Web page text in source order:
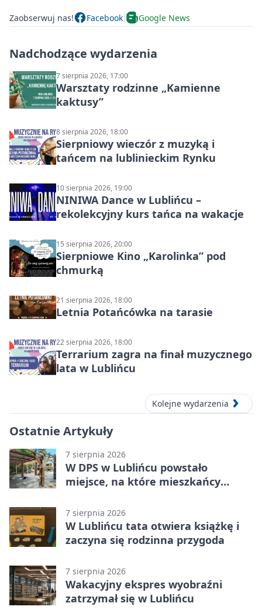
Zaobserwuj nas! Facebook Google News
Nadchodzące wydarzenia
7 sierpnia 2026, 17:00
Warsztaty rodzinne „Kamienne
kaktusy”
8 sierpnia 2026, 18:00
Sierpniowy wieczór z muzyką i
tańcem na lublinieckim Rynku
10 sierpnia 2026, 19:00
NINIWA Dance w Lublińcu –
rekolekcyjny kurs tańca na wakacje
15 sierpnia 2026, 20:00
Sierpniowe Kino „Karolinka” pod
chmurką
21 sierpnia 2026, 18:00
Letnia Potańcówka na tarasie
22 sierpnia 2026, 18:00
Terrarium zagra na finał muzycznego
lata w Lublińcu
Kolejne wydarzenia
Ostatnie Artykuły
7 sierpnia 2026
W DPS w Lublińcu powstało
miejsce, na które mieszkańcy
7 sierpnia 2026
W Lublińcu tata otwiera książkę i
zaczyna się rodzinna przygoda
7 sierpnia 2026
Wakacyjny ekspres wyobraźni
zatrzymał się w Lublińcu